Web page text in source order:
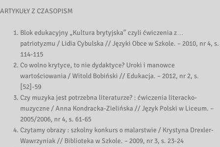
ARTYKUŁY Z CZASOPISM
Blok edukacyjny „Kultura brytyjska” czyli ćwiczenia z…
patriotyzmu / Lidia Cybulska // Języki Obce w Szkole. – 2010, nr 4, s.
114-115
Co wolno krytyce, to nie dydaktyce? Uroki i manowce
wartościowania / Witold Bobiński // Edukacja. – 2012, nr 2, s.
[52]-59
Czy muzyka jest potrzebna literaturze? : ćwiczenia literacko-
muzyczne / Anna Kondracka-Zielińska // Język Polski w Liceum. –
2005/2006, nr 4, s. 61-65
Czytamy obrazy : szkolny konkurs o malarstwie / Krystyna Drexler-
Wawrzyniak // Biblioteka w Szkole. – 2009, nr 3, s. 23-24